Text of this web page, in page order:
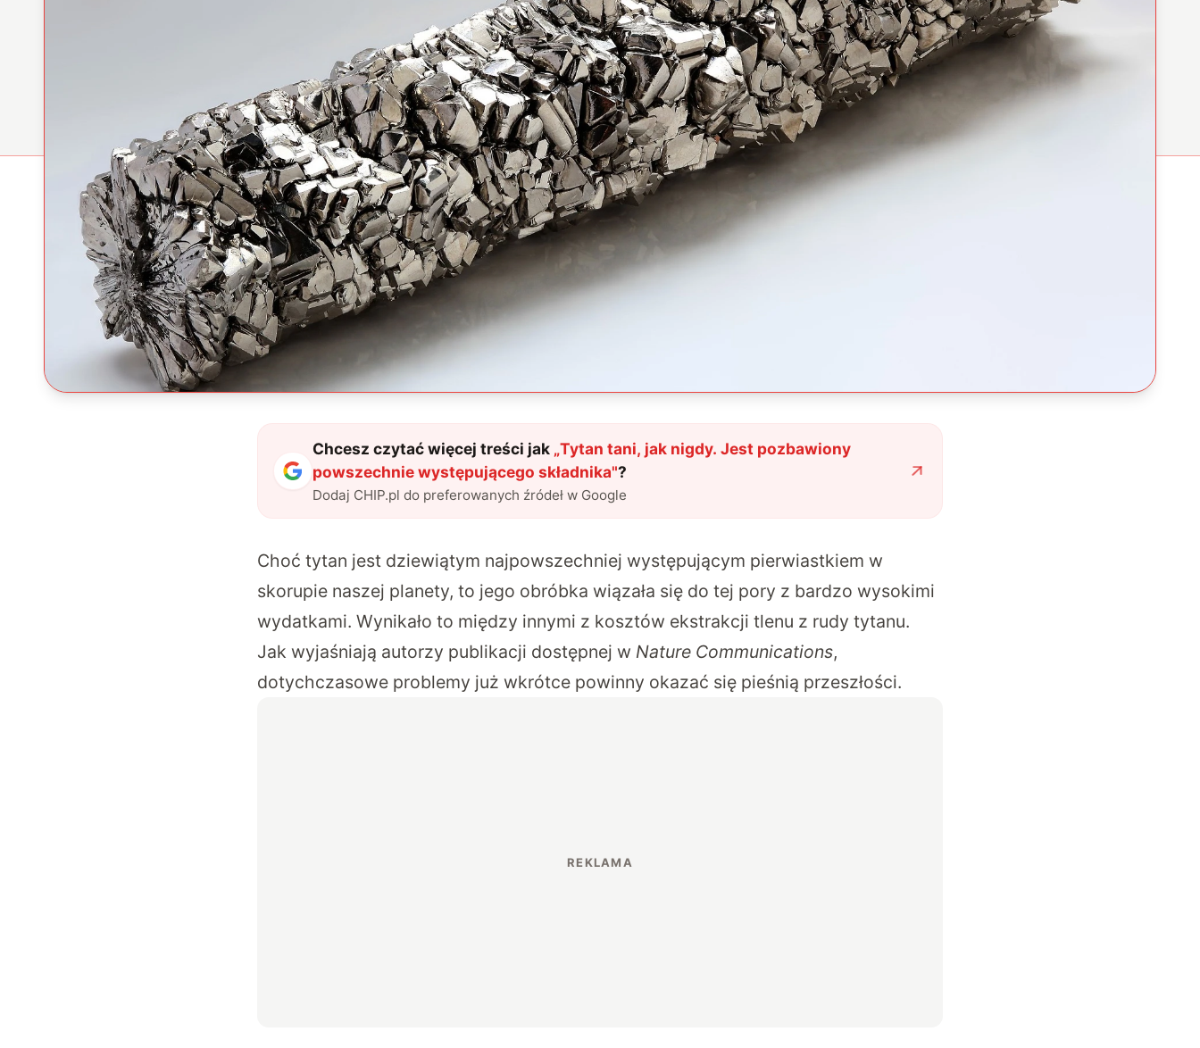
Chcesz czytać więcej treści jak „Tytan tani, jak nigdy. Jest pozbawiony
powszechnie występującego składnika"?
Dodaj CHIP.pl do preferowanych źródeł w Google
Choć tytan jest dziewiątym najpowszechniej występującym pierwiastkiem w
skorupie naszej planety, to jego obróbka wiązała się do tej pory z bardzo wysokimi
wydatkami. Wynikało to między innymi z kosztów ekstrakcji tlenu z rudy tytanu.
Jak wyjaśniają autorzy publikacji dostępnej w Nature Communications,
dotychczasowe problemy już wkrótce powinny okazać się pieśnią przeszłości.